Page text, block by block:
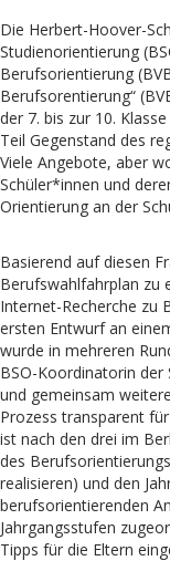
Die Herbert-Hoover-
Studienorientierung
Berufsorientierung
Berufsorentierung“
der 7. bis zur 10.
Teil Gegenstand des
Viele Angebote, aber
Schüler*innen und
Orientierung an der
Basierend auf diesen
Berufswahlfahrplan zu
Internet-Recherche zu
ersten Entwurf an
wurde in mehreren
BSO-Koordinatorin
und gemeinsam
Prozess transparent
ist nach den drei im
des
realisieren) und den
berufsorientierenden
Jahrgangsstufen
Tipps für die Eltern